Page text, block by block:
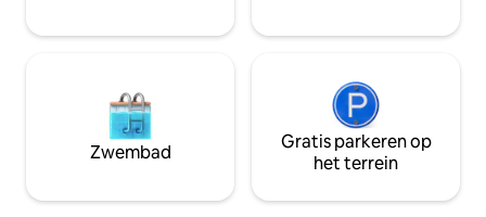
Zwembad
Gratis parkeren op
het terrein